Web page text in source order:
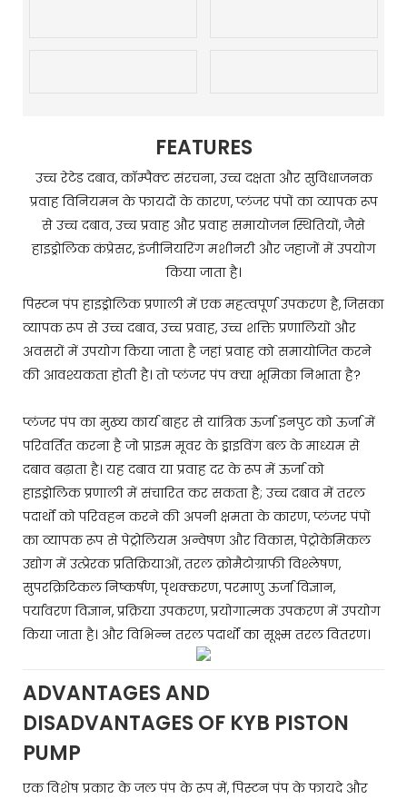
FEATURES
उच्च रेटेड दबाव, कॉम्पैक्ट संरचना, उच्च दक्षता और सुविधाजनक
प्रवाह विनियमन के फायदों के कारण, प्लंजर पंपों का व्यापक रूप
से उच्च दबाव, उच्च प्रवाह और प्रवाह समायोजन स्थितियों, जैसे
हाइड्रोलिक कंप्रेसर, इंजीनियरिंग मशीनरी और जहाजों में उपयोग
किया जाता है।
पिस्टन पंप हाइड्रोलिक प्रणाली में एक महत्वपूर्ण उपकरण है, जिसका
व्यापक रूप से उच्च दबाव, उच्च प्रवाह, उच्च शक्ति प्रणालियों और
अवसरों में उपयोग किया जाता है जहां प्रवाह को समायोजित करने
की आवश्यकता होती है। तो प्लंजर पंप क्या भूमिका निभाता है?
प्लंजर पंप का मुख्य कार्य बाहर से यांत्रिक ऊर्जा इनपुट को ऊर्जा में
परिवर्तित करना है जो प्राइम मूवर के ड्राइविंग बल के माध्यम से
दबाव बढ़ाता है। यह दबाव या प्रवाह दर के रूप में ऊर्जा को
हाइड्रोलिक प्रणाली में संचारित कर सकता है; उच्च दबाव में तरल
पदार्थों को परिवहन करने की अपनी क्षमता के कारण, प्लंजर पंपों
का व्यापक रूप से पेट्रोलियम अन्वेषण और विकास, पेट्रोकेमिकल
उद्योग में उत्प्रेरक प्रतिक्रियाओं, तरल क्रोमैटोग्राफी विश्लेषण,
सुपरक्रिटिकल निष्कर्षण, पृथक्करण, परमाणु ऊर्जा विज्ञान,
पर्यावरण विज्ञान, प्रक्रिया उपकरण, प्रयोगात्मक उपकरण में उपयोग
किया जाता है। और विभिन्न तरल पदार्थों का सूक्ष्म तरल वितरण।
ADVANTAGES AND
DISADVANTAGES OF KYB PISTON
PUMP
एक विशेष प्रकार के जल पंप के रूप में, पिस्टन पंप के फायदे और